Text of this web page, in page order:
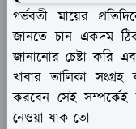
গর্ভবতী মায়ের
জানতে চান একদম
জানানোর চেষ্টা করি
খাবার তালিকা
করবেন সেই
নেওয়া যাক তো